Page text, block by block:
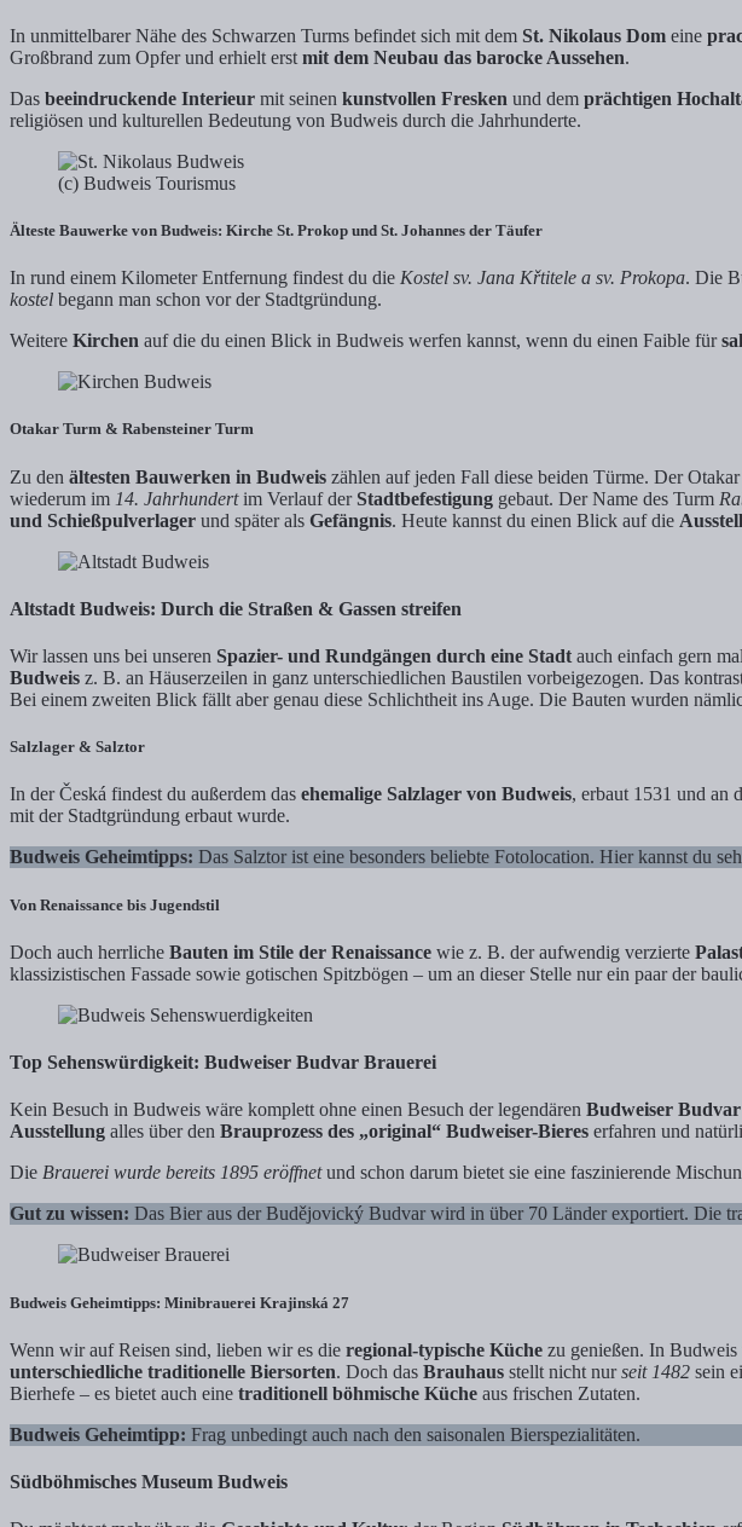
In unmittelbarer Nähe des Schwarzen Turms befindet sich mit dem St. Nikolaus Dom eine
Großbrand zum Opfer und erhielt erst mit dem Neubau das barocke Aussehen.
Das beeindruckende Interieur mit seinen kunstvollen Fresken und dem prächtigen
religiösen und kulturellen Bedeutung von Budweis durch die Jahrhunderte.
(c) Budweis Tourismus
Älteste Bauwerke von Budweis: Kirche St. Prokop und St. Johannes der Täufer
In rund einem Kilometer Entfernung findest du die Kostel sv. Jana Křtitele a sv. Prokopa. Die
kostel begann man schon vor der Stadtgründung.
Weitere Kirchen auf die du einen Blick in Budweis werfen kannst, wenn du einen Faible für
Otakar Turm & Rabensteiner Turm
Zu den ältesten Bauwerken in Budweis zählen auf jeden Fall diese beiden Türme. Der
wiederum im 14. Jahrhundertim Verlauf der Stadtbefestigung gebaut. Der Name des Turm
und Schießpulverlager und später als Gefängnis. Heute kannst du einen Blick auf die
Altstadt Budweis: Durch die Straßen & Gassen streifen
Wir lassen uns bei unseren Spazier- und Rundgängen durch eine Stadt auch einfach gern
Budweis z. B. an Häuserzeilen in ganz unterschiedlichen Baustilen vorbeigezogen. Das
Bei einem zweiten Blick fällt aber genau diese Schlichtheit ins Auge. Die Bauten wurden
Salzlager & Salztor
In der Česká findest du außerdem das ehemalige Salzlager von Budweis, erbaut 1531 und an
mit der Stadtgründung erbaut wurde.
Budweis Geheimtipps: Das Salztor ist eine besonders beliebte Fotolocation. Hier kannst du
Von Renaissance bis Jugendstil
Doch auch herrliche Bauten im Stile der Renaissance wie z. B. der aufwendig verzierte
klassizistischen Fassade sowie gotischen Spitzbögen – um an dieser Stelle nur ein paar der
Top Sehenswürdigkeit: Budweiser Budvar Brauerei
Kein Besuch in Budweis wäre komplett ohne einen Besuch der legendären Budweiser
Ausstellung alles über den Brauprozess des „original“ Budweiser-Bieres erfahren und
Die Brauerei wurde bereits 1895 eröffnetund schon darum bietet sie eine faszinierende
Gut zu wissen: Das Bier aus der Budějovický Budvar wird in über 70 Länder exportiert. Die
Budweis Geheimtipps: Minibrauerei Krajinská 27
Wenn wir auf Reisen sind, lieben wir es die regional-typische Küche zu genießen. In
unterschiedliche traditionelle Biersorten. Doch das Brauhaus stellt nicht nurseit 1482 sein
Bierhefe – es bietet auch eine traditionell böhmische Küche aus frischen Zutaten.
Budweis Geheimtipp: Frag unbedingt auch nach den saisonalen Bierspezialitäten.
Südböhmisches Museum Budweis